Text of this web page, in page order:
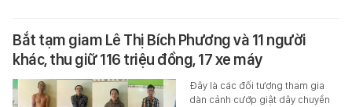
Bắt tạm giam Lê Thị Bích Phương và 11 người
khác, thu giữ 116 triệu đồng, 17 xe máy
Đây là các đối tượng tham gia
dàn cảnh cướp giật dây chuyền